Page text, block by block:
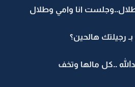
انا وامي وطلال
رجيلتك هالحين؟
..كل مالها وتخف